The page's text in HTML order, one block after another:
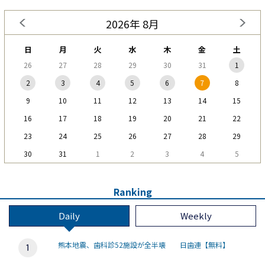
2026年 8月
日 月 火 水 木 金 土
26 27 28 29 30 31
1
2
3 4 5 6 7
8
9
10 11 12 13 14
15
16
17 18 19 20 21
22
23
24 25 26 27 28
29
30
31 1 2 3 4 5
Ranking
Daily Weekly
熊本地震、歯科診52施設が全半壊 日歯連【無料】